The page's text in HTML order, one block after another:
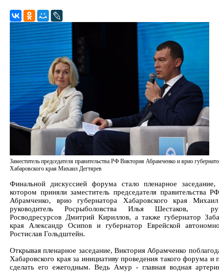
Заместитель председателя правительства РФ Виктория Абрамченко и врио
Хабаровского края Михаил Дегтярев
Финальной дискуссией форума стало пленарное
котором приняли заместитель председателя правительства
Абрамченко, врио губернатора Хабаровского края Михаил
руководитель Росрыболовства Илья Шестаков,
Росводресурсов Дмитрий Кириллов, а также губернатор
края Александр Осипов и губернатор Еврейской
Ростислав Гольдштейн.
Открывая пленарное заседание, Виктория Абрамченко
Хабаровского края за инициативу проведения такого форума и
сделать его ежегодным. Ведь Амур - главная водная